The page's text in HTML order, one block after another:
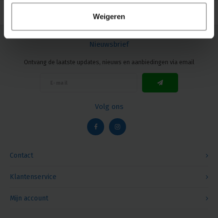
Weigeren
Contact
Nieuwsbrief
Ontvang de laatste updates, nieuws en aanbiedingen via email
Volg ons
Klantenservice
Mijn account